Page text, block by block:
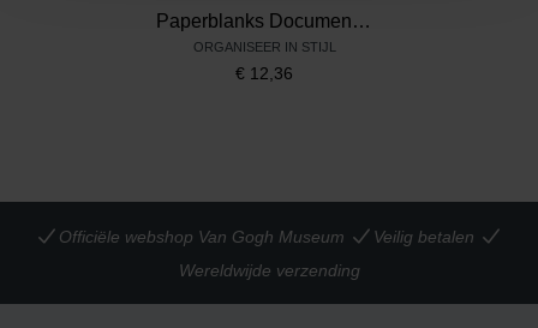
Paperblanks Documentenmap A4 Zonnebloemen
ORGANISEER IN STIJL
€ 12,36
Officiële webshop Van Gogh Museum
Veilig betalen
Wereldwijde verzending